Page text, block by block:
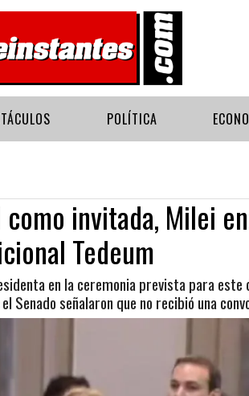
POLÍTICA
invitada, Milei
Tedeum
en la ceremonia prevista para
Senado señalaron que no recibió una